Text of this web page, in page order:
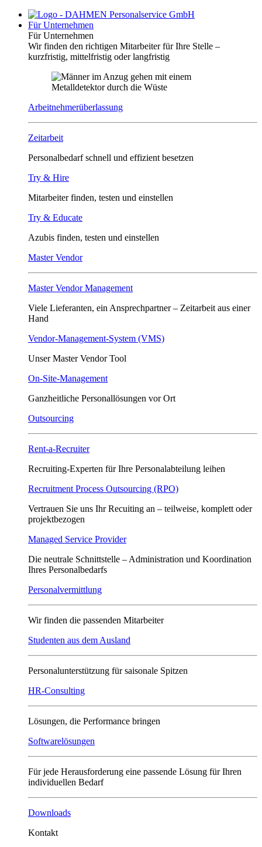
Für Unternehmen
Für Unternehmen
Wir finden den richtigen Mitarbeiter für Ihre Stelle –
kurzfristig, mittelfristig oder langfristig
Arbeitnehmerüberlassung
Zeitarbeit
Personalbedarf schnell und effizient besetzen
Try & Hire
Mitarbeiter finden, testen und einstellen
Try & Educate
Azubis finden, testen und einstellen
Master Vendor
Master Vendor Management
Viele Lieferanten, ein Ansprech­partner – Zeitarbeit aus einer
Hand
Vendor-Management-System (VMS)
Unser Master Vendor Tool
On-Site-Management
Ganzheitliche Personallösungen vor Ort
Outsourcing
Rent-a-Recruiter
Recruiting-Experten für Ihre Personalabteilung leihen
Recruitment Process Outsourcing (RPO)
Vertrauen Sie uns Ihr Recuiting an – teilweise, komplett oder
projektbezogen
Managed Service Provider
Die neutrale Schnittstelle – Administration und Koordination
Ihres Personalbedarfs
Personalvermittlung
Wir finden die passenden Mitarbeiter
Studenten aus dem Ausland
Personalunterstützung für saisonale Spitzen
HR-Consulting
Lösungen, die Performance bringen
Softwarelösungen
Für jede Herausforderung eine passende Lösung für Ihren
individuellen Bedarf
Downloads
Kontakt